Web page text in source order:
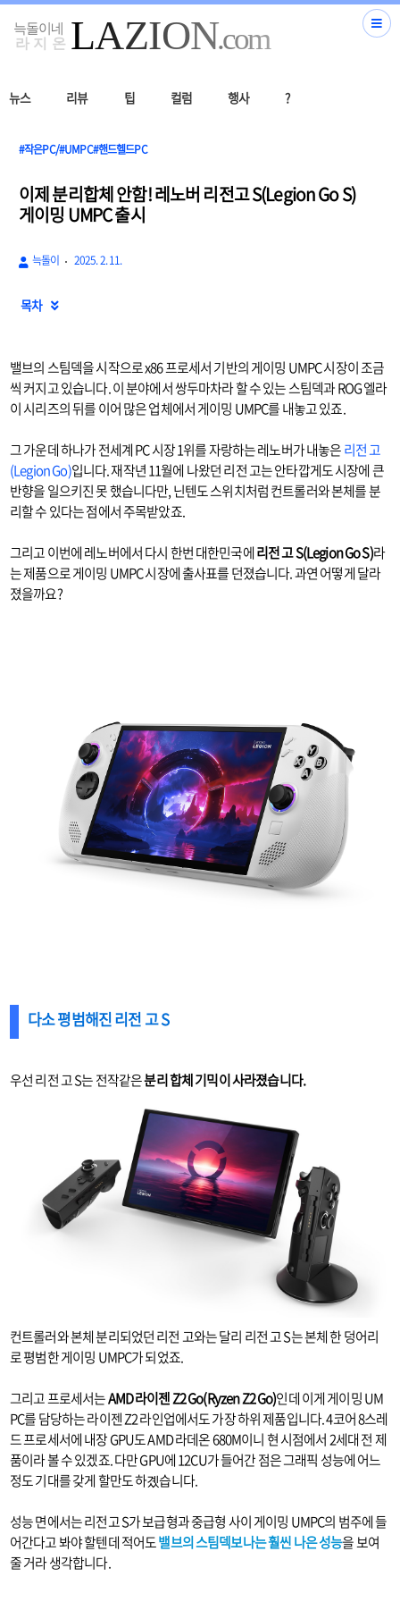
뉴스 리뷰 팁 컬럼 행사 ?
#작은PC/#UMPC#핸드헬드PC
이제 분리합체 안함! 레노버 리전고 S(Legion Go S)
게이밍 UMPC 출시
늑돌이 2025. 2. 11.
목차 
밸브의 스팀덱을 시작으로 x86 프로세서 기반의 게이밍 UMPC 시장이 조금
씩 커지고 있습니다. 이 분야에서 쌍두마차라 할 수 있는 스팀덱과 ROG 엘라
이 시리즈의 뒤를 이어 많은 업체에서 게이밍 UMPC를 내놓고 있죠.
그 가운데 하나가 전세계 PC 시장 1위를 자랑하는 레노버가 내놓은리전 고
(Legion Go)입니다. 재작년 11월에 나왔던 리전 고는 안타깝게도 시장에 큰
반향을 일으키진 못 했습니다만, 닌텐도 스위치처럼 컨트롤러와 본체를 분
리할 수 있다는 점에서 주목받았죠.
그리고 이번에 레노버에서 다시 한번 대한민국에리전 고 S(Legion Go S)라
는 제품으로 게이밍 UMPC 시장에 출사표를 던졌습니다. 과연 어떻게 달라
졌을까요?
다소 평범해진 리전 고 S
우선 리전 고 S는 전작같은분리 합체 기믹이 사라졌습니다.
컨트롤러와 본체 분리되었던 리전 고와는 달리 리전 고 S는 본체 한 덩어리
로 평범한 게이밍 UMPC가 되었죠.
그리고 프로세서는AMD 라이젠 Z2 Go(Ryzen Z2 Go)인데 이게 게이밍 UM
PC를 담당하는 라이젠 Z2 라인업에서도 가장 하위 제품입니다. 4코어 8스레
드 프로세서에 내장 GPU도 AMD 라데온 680M이니 현 시점에서 2세대 전 제
품이라 볼 수 있겠죠. 다만 GPU에 12CU가 들어간 점은 그래픽 성능에 어느
정도 기대를 갖게 할만도 하곘습니다.
성능 면에서는 리전고 S가 보급형과 중급형 사이 게이밍 UMPC의 범주에 들
어간다고 봐야 할텐데 적어도밸브의 스팀덱보나는 훨씬 나은 성능을 보여
줄 거라 생각합니다.